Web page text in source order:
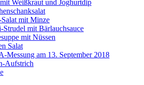
Weißkraut und Joghurtdip
mit Minze
mit Bärlauchsauce
mit Nüssen
Salat
Messung am 13. September 2018
Aufstrich